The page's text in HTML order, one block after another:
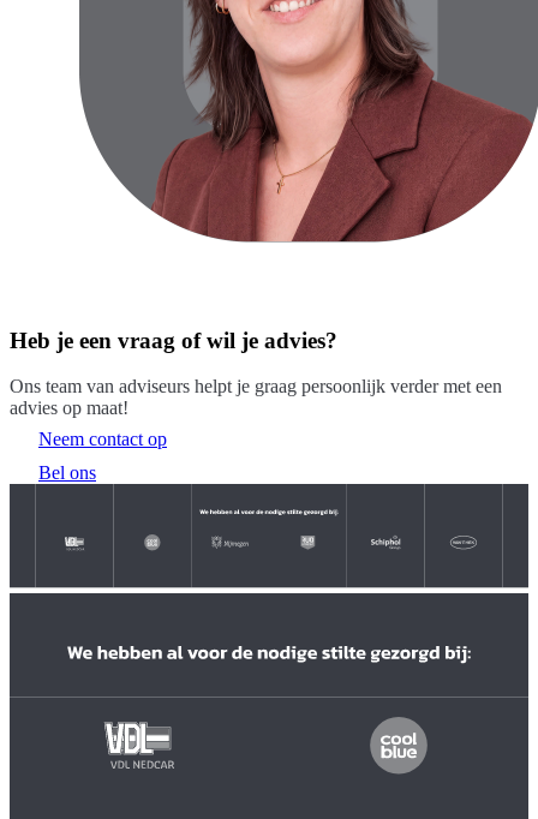
Heb je een vraag of wil je advies?
Ons team van adviseurs helpt je graag persoonlijk verder met een
advies op maat!
Neem contact op
Bel ons